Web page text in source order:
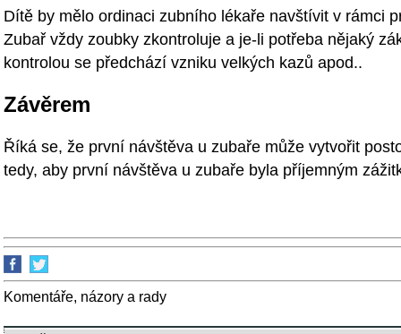
Dítě by mělo ordinaci zubního lékaře navštívit v rámci
Zubař vždy zoubky zkontroluje a je-li potřeba nějaký
kontrolou se předchází vzniku velkých kazů apod..
Závěrem
Říká se, že první návštěva u zubaře může vytvořit
tedy, aby první návštěva u zubaře byla příjemným
Komentáře, názory a rady